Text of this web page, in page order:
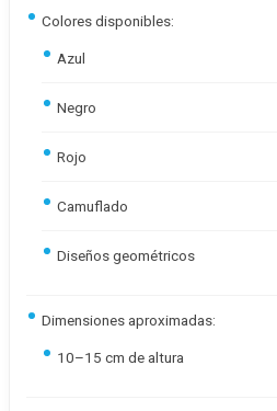
Colores disponibles:
Azul
Negro
Rojo
Camuflado
Diseños geométricos
Dimensiones aproximadas:
10–15 cm de altura